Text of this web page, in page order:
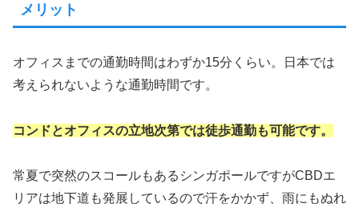
メリット
オフィスまでの通勤時間はわずか15分くらい。日本では
考えられないような通勤時間です。
コンドとオフィスの立地次第では徒歩通勤も可能です。
常夏で突然のスコールもあるシンガポールですがCBDエ
リアは地下道も発展しているので汗をかかず、雨にもぬれ